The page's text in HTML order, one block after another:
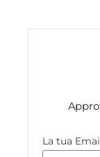
La tua